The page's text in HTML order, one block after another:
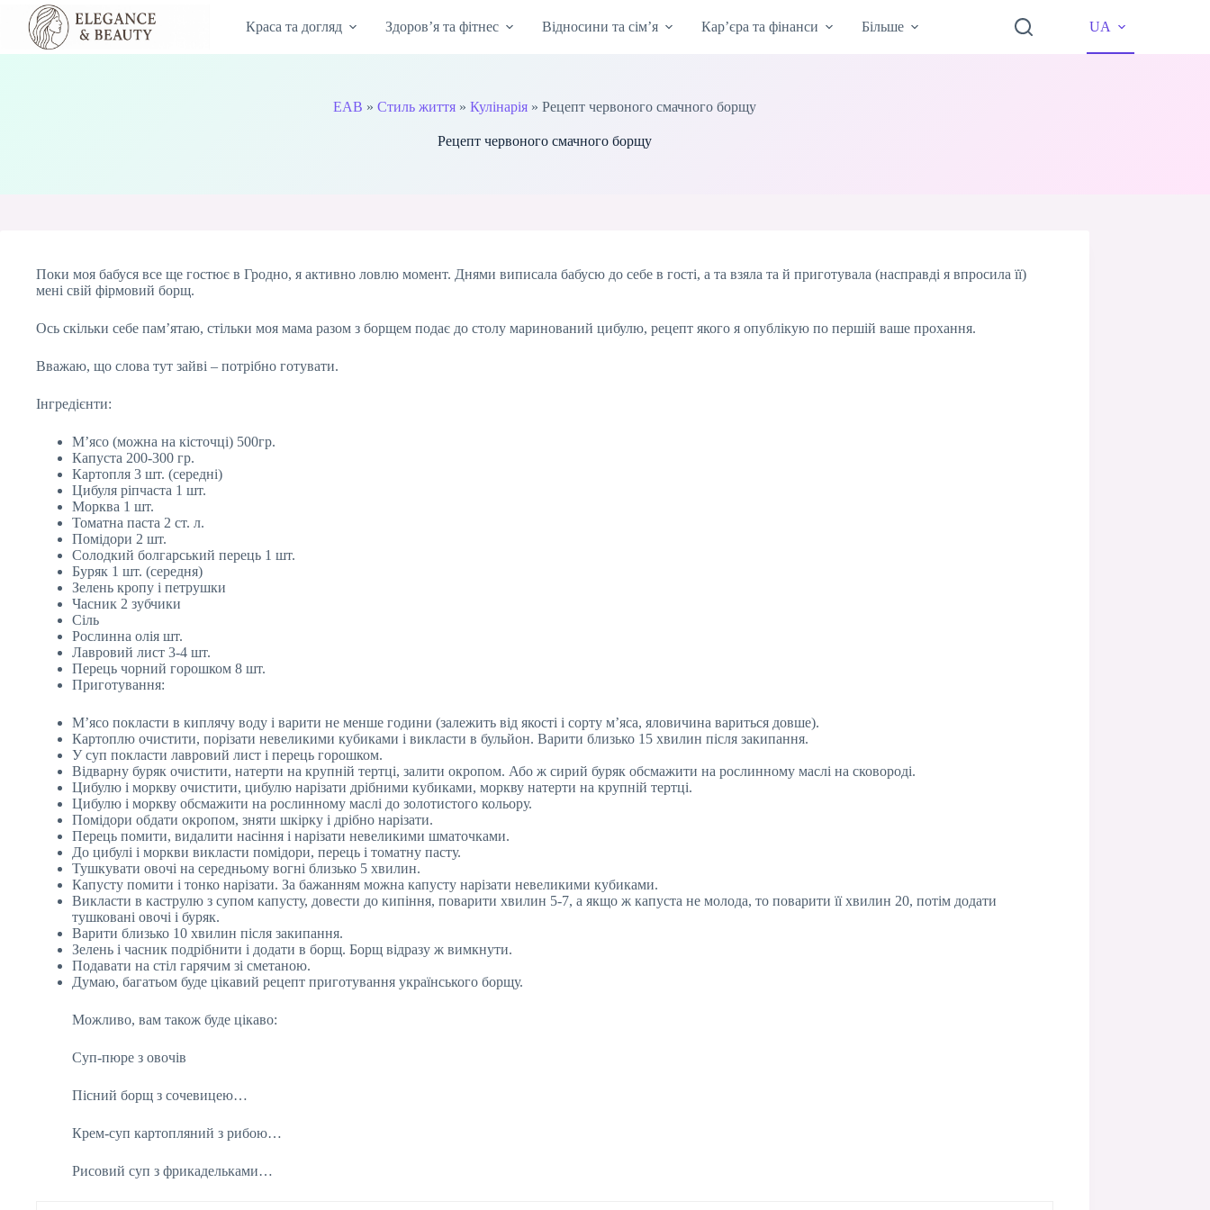
Перейти
вмісту
Краса та догляд Здоров’я та фітнес Відносини та сім’я Кар’єра та фінанси Більше UA
EAB » Стиль життя» Кулінарія» Рецепт червоного смачного борщу
Рецепт червоного смачного борщу
Поки моя бабуся все ще гостює в Гродно, я активно ловлю момент. Днями виписала бабусю до себе в гості, а та взяла та й приготувала (насправді я впросила її)
мені свій фірмовий борщ.
Ось скільки себе пам’ятаю, стільки моя мама разом з борщем подає до столу маринований цибулю, рецепт якого я опублікую по першій ваше прохання.
Вважаю, що слова тут зайві – потрібно готувати.
Інгредієнти:
М’ясо (можна на кісточці) 500гр.
Капуста 200-300 гр.
Картопля 3 шт. (середні)
Цибуля ріпчаста 1 шт.
Морква 1 шт.
Томатна паста 2 ст. л.
Помідори 2 шт.
Солодкий болгарський перець 1 шт.
Буряк 1 шт. (середня)
Зелень кропу і петрушки
Часник 2 зубчики
Сіль
Рослинна олія шт.
Лавровий лист 3-4 шт.
Перець чорний горошком 8 шт.
Приготування:
М’ясо покласти в киплячу воду і варити не менше години (залежить від якості і сорту м’яса, яловичина вариться довше).
Картоплю очистити, порізати невеликими кубиками і викласти в бульйон. Варити близько 15 хвилин після закипання.
У суп покласти лавровий лист і перець горошком.
Відварну буряк очистити, натерти на крупній тертці, залити окропом. Або ж сирий буряк обсмажити на рослинному маслі на сковороді.
Цибулю і моркву очистити, цибулю нарізати дрібними кубиками, моркву натерти на крупній тертці.
Цибулю і моркву обсмажити на рослинному маслі до золотистого кольору.
Помідори обдати окропом, зняти шкірку і дрібно нарізати.
Перець помити, видалити насіння і нарізати невеликими шматочками.
До цибулі і моркви викласти помідори, перець і томатну пасту.
Тушкувати овочі на середньому вогні близько 5 хвилин.
Капусту помити і тонко нарізати. За бажанням можна капусту нарізати невеликими кубиками.
Викласти в каструлю з супом капусту, довести до кипіння, поварити хвилин 5-7, а якщо ж капуста не молода, то поварити її хвилин 20, потім додати
тушковані овочі і буряк.
Варити близько 10 хвилин після закипання.
Зелень і часник подрібнити і додати в борщ. Борщ відразу ж вимкнути.
Подавати на стіл гарячим зі сметаною.
Думаю, багатьом буде цікавий рецепт приготування українського борщу.
Можливо, вам також буде цікаво:
Суп-пюре з овочів
Пісний борщ з сочевицею…
Крем-суп картопляний з рибою…
Рисовий суп з фрикадельками…